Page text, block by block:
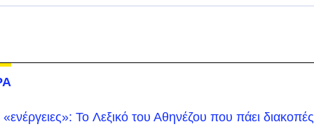
«ενέργειες»: To Λεξικό του Αθηνέζου που πάει διακοπές